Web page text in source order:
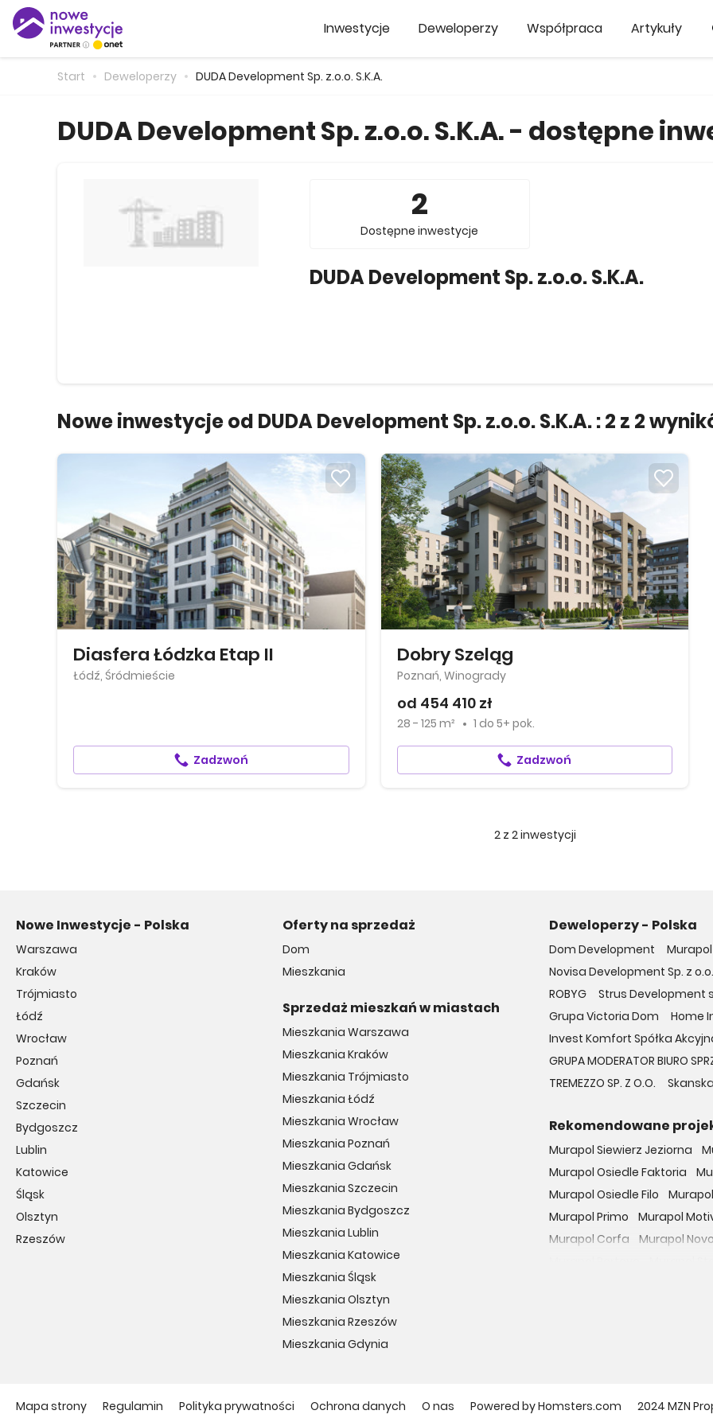
Inwestycje Deweloperzy Współpraca Artykuły
Start Deweloperzy DUDA Development Sp. z.o.o. S.K.A.
DUDA Development Sp. z.o.o. S.K.A. - dostępne
2
Dostępne inwestycje
DUDA Development Sp. z.o.o. S.K.A.
Nowe inwestycje od DUDA Development Sp. z.o.o. S.K.A. :2 z 2
Diasfera Łódzka Etap II
Łódź, Śródmieście
Zadzwoń
Dobry Szeląg
Poznań, Winogrady
od 454 410 zł
28 - 125 m² 1 do 5+ pok.
Zadzwoń
2z 2inwestycji
Nowe Inwestycje - Polska
Warszawa
Kraków
Trójmiasto
Łódź
Wrocław
Poznań
Gdańsk
Szczecin
Bydgoszcz
Lublin
Katowice
Śląsk
Olsztyn
Rzeszów
Oferty na sprzedaż
Dom
Mieszkania
Sprzedaż mieszkań w miastach
Mieszkania Warszawa
Mieszkania Kraków
Mieszkania Trójmiasto
Mieszkania Łódź
Mieszkania Wrocław
Mieszkania Poznań
Mieszkania Gdańsk
Mieszkania Szczecin
Mieszkania Bydgoszcz
Mieszkania Lublin
Mieszkania Katowice
Mieszkania Śląsk
Mieszkania Olsztyn
Mieszkania Rzeszów
Mieszkania Gdynia
Deweloperzy - Polska
Dom Development
Murapol
Novisa Development Sp. z o.o.
ROBYG
Strus Development
Grupa Victoria Dom
Home
Invest Komfort Spółka
GRUPA MODERATOR BIURO
TREMEZZO SP. Z O.O.
Rekomendowane
Murapol Siewierz Jeziorna
Murapol Osiedle Faktoria
Murapol Osiedle Filo
Murapol Primo
Murapol
Murapol Corfa
Murapol
Mapa strony Regulamin Polityka prywatności Ochrona danych O nas Powered by Homsters.com 2024 MZN